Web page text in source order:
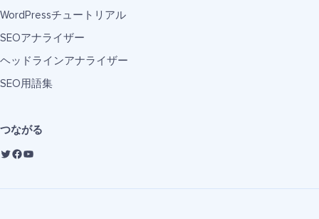
WordPressチュートリアル
SEOアナライザー
ヘッドラインアナライザー
SEO用語集
つながる